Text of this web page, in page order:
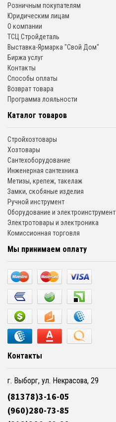
Розничным покупателям
Юридическим лицам
О компании
ТСЦ Стройдеталь
Выставка-Ярмарка "Свой Дом"
Биржа услуг
Контакты
Способы оплаты
Возврат товара
Программа лояльности
Каталог товаров
Стройхозтовары
Хозтовары
Сантехоборудование
Инженерная сантехника
Метизы, крепеж, такелаж
Замки, скобяные изделия
Ручной инструмент
Оборудование и электроинструмент
Электротовары и электроника
Комиссионная торговля
Мы принимаем оплату
Контакты
г. Выборг, ул. Некрасова, 29
(81378)3-16-05
(960)280-73-85